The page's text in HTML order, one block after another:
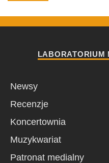
LABORATORIUM
Newsy
Recenzje
Koncertownia
Muzykwariat
Patronat medialny